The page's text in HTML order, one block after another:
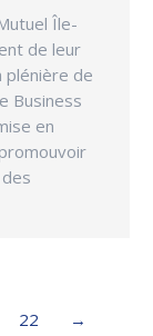
Île-
de leur
plénière de
Business
en
22 →